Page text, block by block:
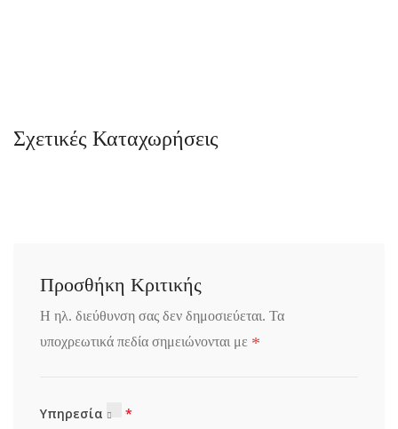
Σχετικές Καταχωρήσεις
Προσθήκη Κριτικής
Η ηλ. διεύθυνση σας δεν δημοσιεύεται. Τα
υποχρεωτικά πεδία σημειώνονται με *
Υπηρεσία